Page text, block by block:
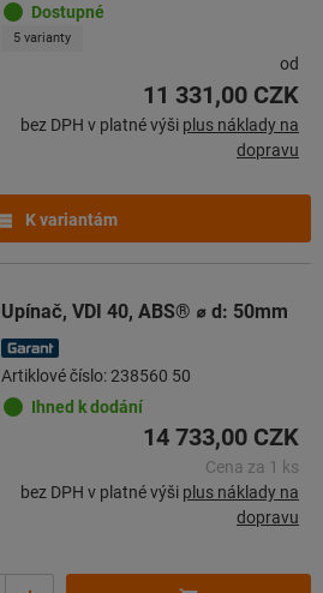
Dostupné
5 varianty
od
11 331,00 CZK
bez DPH v platné výši plus náklady na
dopravu
K variantám
Upínač, VDI 40, ABS® ⌀ d: 50mm
Artiklové číslo: 238560 50
Ihned k dodání
14 733,00 CZK
Cena za 1 ks
bez DPH v platné výši plus náklady na
dopravu